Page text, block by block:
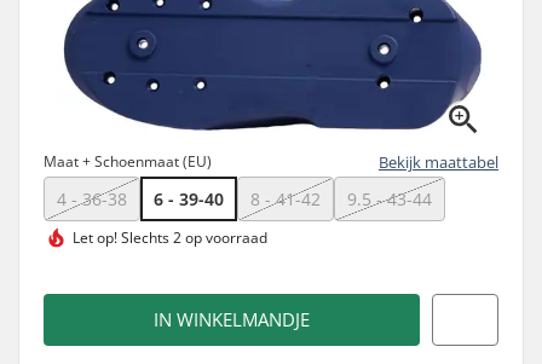
Maat + Schoenmaat (EU) Bekijk maattabel
4 - 36-38 6 - 39-40 8 - 41-42 9.5 - 43-44
Let op!Slechts 2 op voorraad
IN WINKELMANDJE